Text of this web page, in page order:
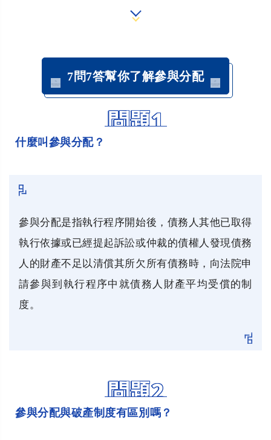
7問7答幫你了解參與分配
問題1
什麼叫參與分配？
參與分配是指執行程序開始後，債務人其他已取得
執行依據或已經提起訴訟或仲裁的債權人發現債務
人的財產不足以清償其所欠所有債務時，向法院申
請參與到執行程序中就債務人財產平均受償的制
度。
問題2
參與分配與破產制度有區別嗎？